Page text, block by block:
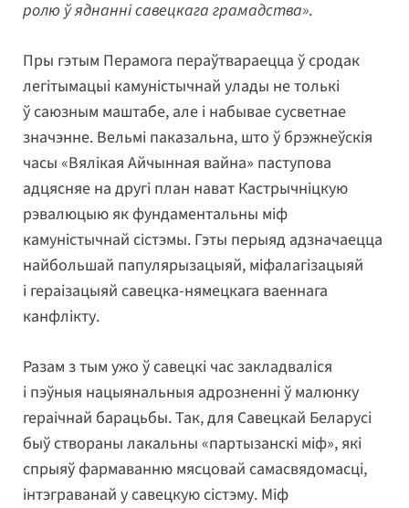
ролю ў яднанні савецкага грамадства».
Пры гэтым Перамога пераўтвараецца ў сродак
легітымацыі камуністычнай улады не толькі
ў саюзным маштабе, але і набывае сусветнае
значэнне. Вельмі паказальна, што ў брэжнеўскія
часы «Вялікая Айчынная вайна» паступова
адцясняе на другі план нават Кастрычніцкую
рэвалюцыю як фундаментальны міф
камуністычнай сістэмы. Гэты перыяд адзначаецца
найбольшай папулярызацыяй, міфалагізацыяй
і гераізацыяй савецка-нямецкага ваеннага
канфлікту.
Разам з тым ужо ў савецкі час закладваліся
і пэўныя нацыянальныя адрозненні ў малюнку
гераічнай барацьбы. Так, для Савецкай Беларусі
быў створаны лакальны «партызанскі міф», які
спрыяў фармаванню мясцовай самасвядомасці,
інтэграванай у савецкую сістэму. Міф